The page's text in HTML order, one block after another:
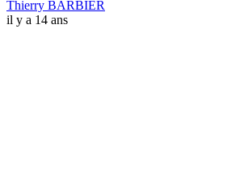
Thierry BARBIER
il y a 14 ans